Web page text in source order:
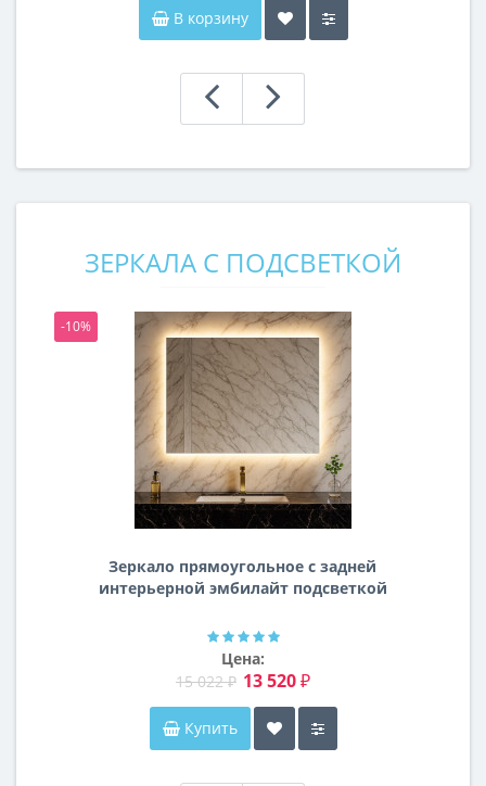
В корзину
ЗЕРКАЛА С ПОДСВЕТКОЙ
-10%
Зеркало прямоугольное с задней
интерьерной эмбилайт подсветкой
Цена:
15 022 ₽ 13 520 ₽
Купить